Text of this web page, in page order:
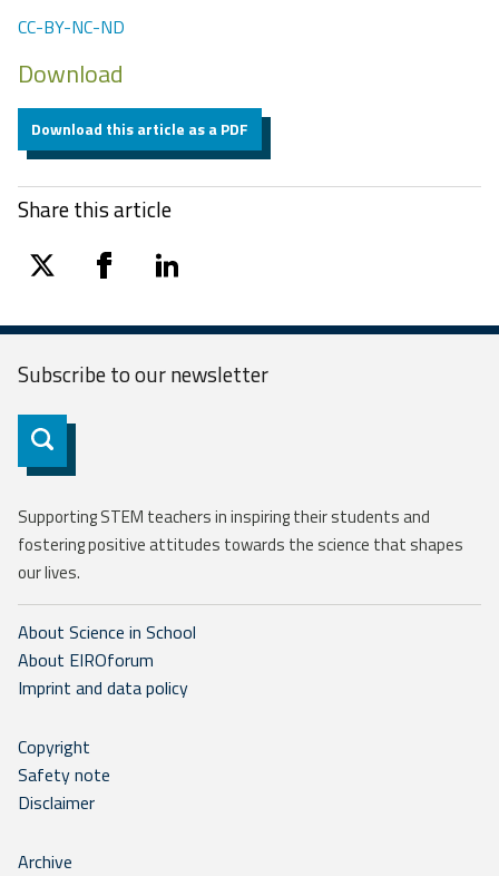
CC-BY-NC-ND
Download
Download this article as a PDF
Share this article
twitter facebooklinkedin
Subscribe to ournewsletter
Subscribe
Supporting STEM teachers in inspiring their students and
fostering positive attitudes towards the science that shapes
our lives.
About Science in School
About EIROforum
Imprint and data policy
Copyright
Safety note
Disclaimer
Archive